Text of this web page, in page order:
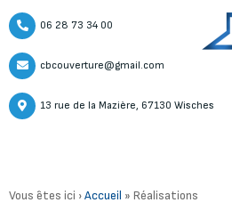
06 28 73 34 00
cbcouverture@gmail.com
13 rue de la Mazière, 67130 Wisches
Vous êtes ici ›Accueil » Réalisations